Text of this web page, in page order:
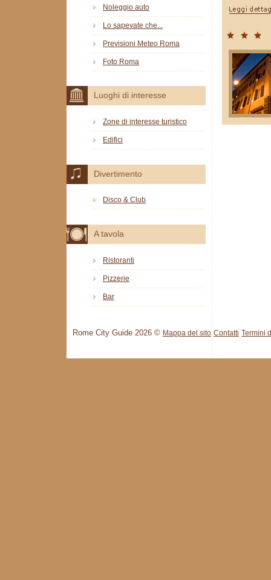
Noleggio auto
Lo sapevate che...
Previsioni Meteo Roma
Foto Roma
Luoghi di interesse
Zone di interesse turistico
Edifici
Divertimento
Disco & Club
A tavola
Ristoranti
Pizzerie
Bar
Rome City Guide 2026 © Mappa del sito Contatti Termini